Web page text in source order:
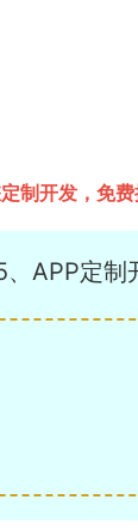
制开发，免费
APP定制